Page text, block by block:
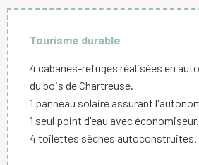
Tourisme durable
4 cabanes-refuges réalisées en
du bois de Chartreuse.
1 panneau solaire assurant
1 seul point d'eau avec économiseur.
4 toilettes sèches autoconstruites.